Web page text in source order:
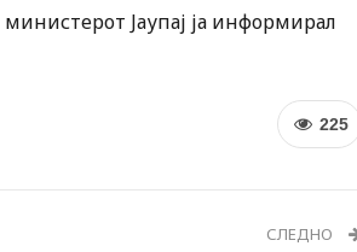
Јаупај ја информирал
225
СЛЕДНО